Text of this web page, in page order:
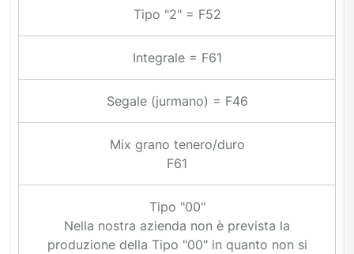
Tipo "2" = F52
Integrale = F61
Segale (jurmano) = F46
Mix grano tenero/duro
F61
Tipo "00"
Nella nostra azienda non è prevista la
produzione della Tipo "00" in quanto non si